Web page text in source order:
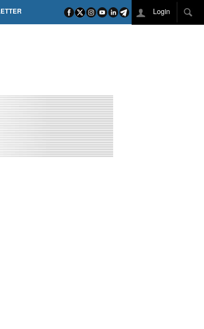
INCORONA CARAPAZ
SU SCHMID E KOOIJ
Login